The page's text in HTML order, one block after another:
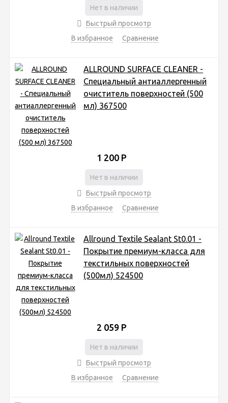
Нет в наличии
Быстрый просмотр
В избранное
Сравнение
ALLROUND SURFACE CLEANER -
Специальный антиаллергенный
очиститель поверхностей (500
мл) 367500
1 200 Р
Нет в наличии
Быстрый просмотр
В избранное
Сравнение
Allround Textile Sealant St0.01 -
Покрытие премиум-класса для
текстильных поверхностей
(500мл) 524500
2 059 Р
Нет в наличии
Быстрый просмотр
В избранное
Сравнение